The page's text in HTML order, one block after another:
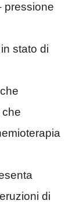
pressione
stato di
di